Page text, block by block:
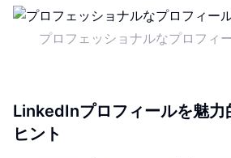
プロフェッショナルなプロフィ
LinkedInプロフィールを魅力
ヒント